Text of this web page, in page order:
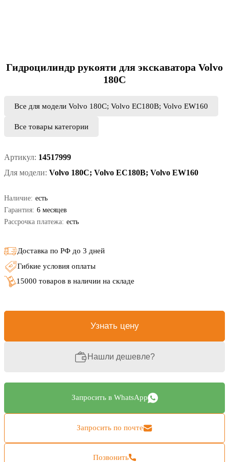
Гидроцилиндр рукояти для экскаватора Volvo
180C
Все для модели Volvo 180C; Volvo EC180B; Volvo EW160
Все товары категории
Артикул: 14517999
Для модели: Volvo 180C; Volvo EC180B; Volvo EW160
Наличие: есть
Гарантия: 6 месяцев
Рассрочка платежа: есть
Доставка по РФ до 3 дней
Гибкие условия оплаты
15000 товаров в наличии на складе
Узнать цену
Нашли дешевле?
Запросить в WhatsApp
Запросить по почте
Позвонить